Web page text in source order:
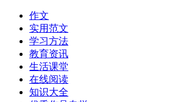
作文
实用范文
学习方法
教育资讯
生活课堂
在线阅读
知识大全